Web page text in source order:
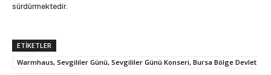
sürdürmektedir.
ETIKETLER
Warmhaus, Sevgililer Günü, Sevgililer Günü Konseri, Bursa Bölge Devlet